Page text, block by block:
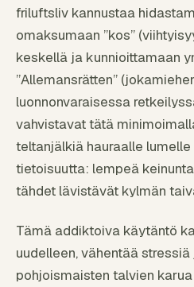
friluftsliv kannustaa
omaksumaan ”kos”
keskellä ja kunnioittamaan
”Allemansrätten”
luonnonvaraisessa
vahvistavat tätä
teltanjälkiä hauraalle
tietoisuutta: lempeä
tähdet lävistävät kylmän
Tämä addiktoiva käytäntö
uudelleen, vähentää
pohjoismaisten talvien